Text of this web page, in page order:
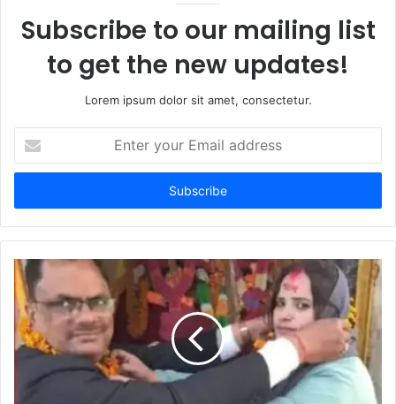
Subscribe to our mailing list
to get the new updates!
Lorem ipsum dolor sit amet, consectetur.
t
r
y
u
E
m
a